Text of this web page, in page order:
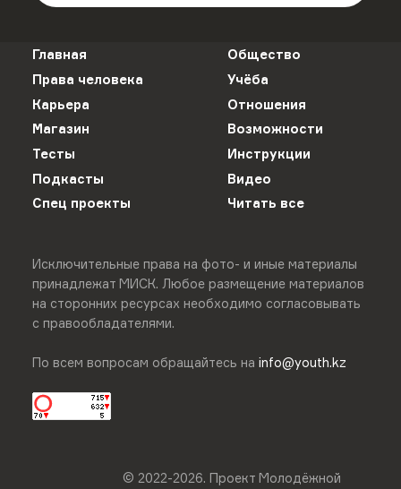
Главная
Общество
Права человека
Учёба
Карьера
Отношения
Магазин
Возможности
Тесты
Инструкции
Подкасты
Видео
Спец проекты
Читать все
Исключительные права на фото- и иные материалы
принадлежат МИСК. Любое размещение материалов
на сторонних ресурсах необходимо согласовывать
с правообладателями.
По всем вопросам обращайтесь на info@youth.kz
© 2022-2026.Проект Молодёжной